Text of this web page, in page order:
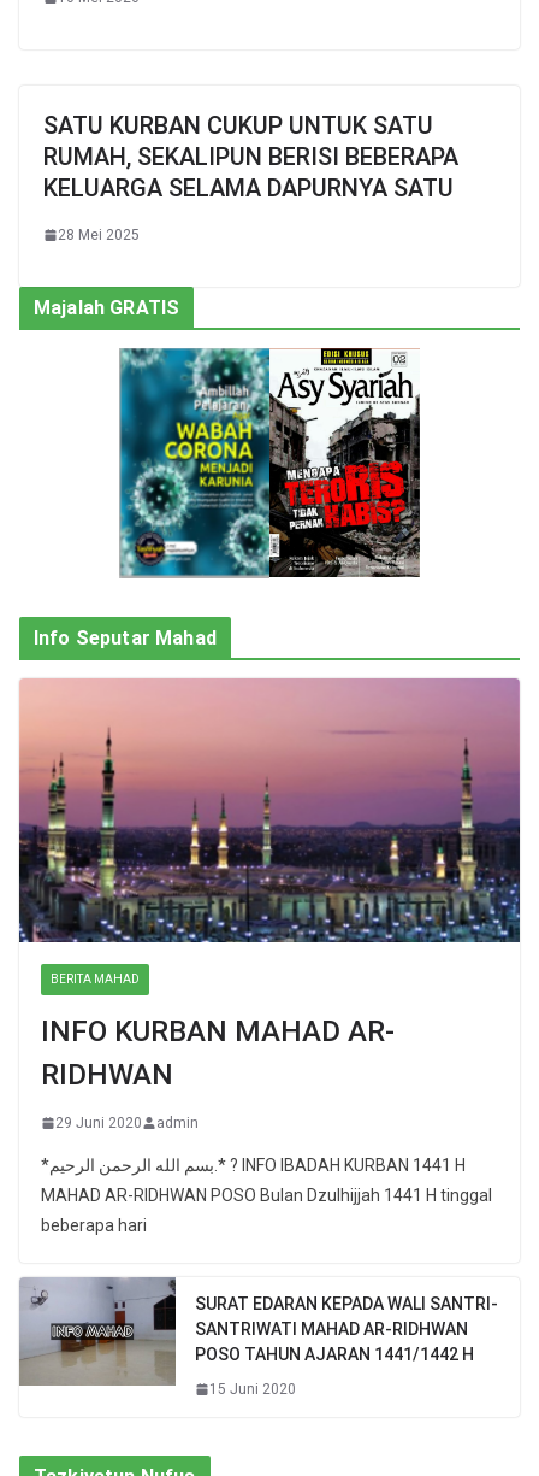
SATU KURBAN CUKUP UNTUK SATU
RUMAH, SEKALIPUN BERISI BEBERAPA
KELUARGA SELAMA DAPURNYA SATU
28 Mei 2025
Majalah GRATIS
Info Seputar Mahad
BERITA MAHAD
INFO KURBAN MAHAD AR-
RIDHWAN
29 Juni 2020 admin
*بسم الله الرحمن الرحيم.* ? INFO IBADAH KURBAN 1441 H
MAHAD AR-RIDHWAN POSO Bulan Dzulhijjah 1441 H tinggal
beberapa hari
SURAT EDARAN KEPADA WALI SANTRI-
SANTRIWATI MAHAD AR-RIDHWAN
POSO TAHUN AJARAN 1441/1442 H
15 Juni 2020